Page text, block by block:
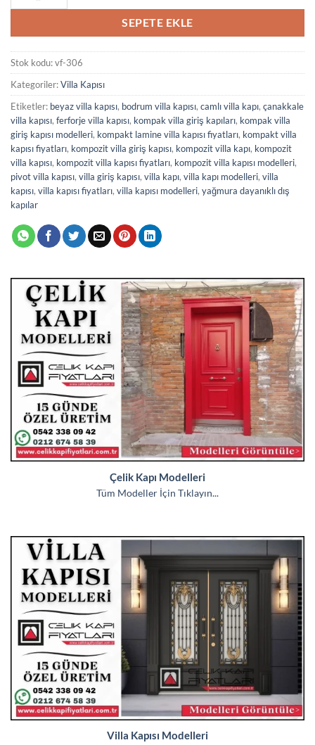
SEPETE EKLE
Stok kodu:vf-306
Kategoriler:Villa Kapısı
Etiketler: beyaz villa kapısı, bodrum villa kapısı, camlı villa kapı, çanakkale
villa kapısı, ferforje villa kapısı, kompak villa giriş kapıları, kompak villa
giriş kapısı modelleri, kompakt lamine villa kapısı fiyatları, kompakt villa
kapısı fiyatları, kompozit villa giriş kapısı, kompozit villa kapı, kompozit
villa kapısı, kompozit villa kapısı fiyatları, kompozit villa kapısı modelleri,
pivot villa kapısı, villa giriş kapısı, villa kapı, villa kapı modelleri, villa
kapısı, villa kapısı fiyatları, villa kapısı modelleri, yağmura dayanıklı dış
kapılar
Çelik Kapı Modelleri
Tüm Modeller İçin Tıklayın...
Villa Kapısı Modelleri